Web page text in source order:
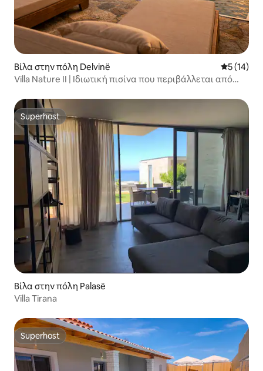
Βίλα στην πόλη Delvinë Μέση
5 (14)
Villa Nature II | Ιδιωτική πισίνα που περιβάλλεται από
Superhost
Superhost
Βίλα στην πόλη Palasë
Villa Tirana
Superhost
Superhost